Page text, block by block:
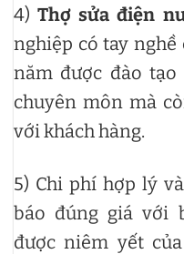
4)Thợsửa điện
nghiệp có tay
năm được đào
chuyên môn mà
với khách hàng.
5) Chi phí hợp lý
báo đúng giá với
được niêm yết